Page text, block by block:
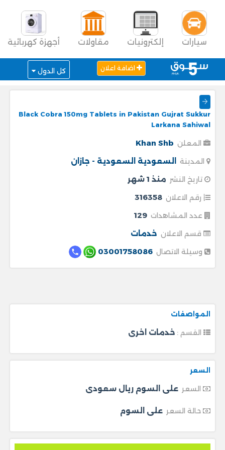
سيارات إلكترونيات مقاولات أجهزة كهربائية
اضافة اعلان كل الدول
Black Cobra 150mg Tablets in Pakistan Gujrat Sukkur
Larkana Sahiwal
المعلن Khan Shb
المدينة السعودية السعودية - جازان
تاريخ النشر منذ 1 شهر
رقم الاعلان 316358
عدد المشاهدات 129
قسم الاعلان خدمات
وسيلة الاتصال 03001758086
المواصفات
خدمات اخرى
السعر
السعر على السوم ريال سعودى
حالة السعر على السوم